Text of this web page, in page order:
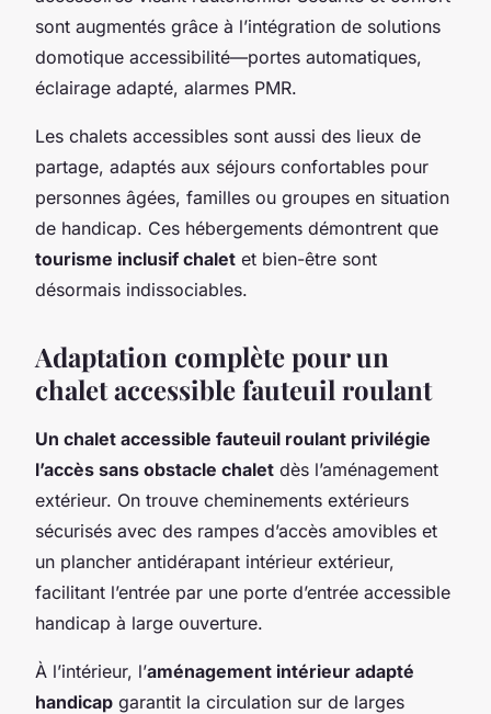
sont augmentés grâce à l’intégration de solutions
domotique accessibilité—portes automatiques,
éclairage adapté, alarmes PMR.
Les chalets accessibles sont aussi des lieux de
partage, adaptés aux séjours confortables pour
personnes âgées, familles ou groupes en situation
de handicap. Ces hébergements démontrent que
tourisme inclusif chalet et bien-être sont
désormais indissociables.
Adaptation complète pour un
chalet accessible fauteuil roulant
Un chalet accessible fauteuil roulant privilégie
l’accès sans obstacle chalet dès l’aménagement
extérieur. On trouve cheminements extérieurs
sécurisés avec des rampes d’accès amovibles et
un plancher antidérapant intérieur extérieur,
facilitant l’entrée par une porte d’entrée accessible
handicap à large ouverture.
À l’intérieur, l’aménagement intérieur adapté
handicap garantit la circulation sur de larges